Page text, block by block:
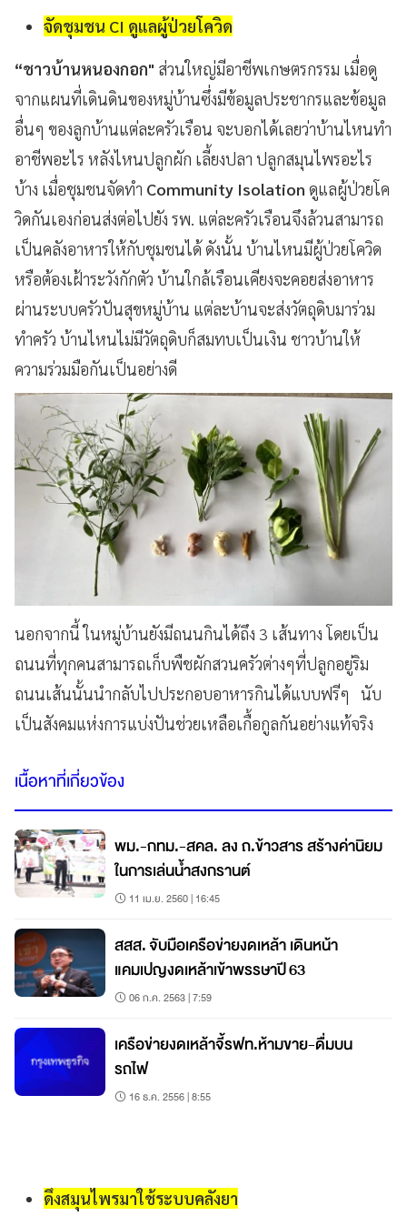
จัดชุมชน CI ดูแลผู้ป่วยโควิด
“ชาวบ้านหนองกอก" ส่วนใหญ่มีอาชีพเกษตรกรรม เมื่อดู
จากแผนที่เดินดินของหมู่บ้านซึ่งมีข้อมูลประชากรและข้อมูล
อื่นๆ ของลูกบ้านแต่ละครัวเรือน จะบอกได้เลยว่าบ้านไหนทำ
อาชีพอะไร หลังไหนปลูกผัก เลี้ยงปลา ปลูกสมุนไพรอะไร
บ้าง เมื่อชุมชนจัดทำ Community Isolation ดูแลผู้ป่วยโค
วิดกันเองก่อนส่งต่อไปยัง รพ. แต่ละครัวเรือนจึงล้วนสามารถ
เป็นคลังอาหารให้กับชุมชนได้ ดังนั้น บ้านไหนมีผู้ป่วยโควิด
หรือต้องเฝ้าระวังกักตัว บ้านใกล้เรือนเคียงจะคอยส่งอาหาร
ผ่านระบบครัวปันสุขหมู่บ้าน แต่ละบ้านจะส่งวัตถุดิบมาร่วม
ทำครัว บ้านไหนไม่มีวัตถุดิบก็สมทบเป็นเงิน ชาวบ้านให้
ความร่วมมือกันเป็นอย่างดี
นอกจากนี้ ในหมู่บ้านยังมีถนนกินได้ถึง 3 เส้นทาง โดยเป็น
ถนนที่ทุกคนสามารถเก็บพืชผักสวนครัวต่างๆที่ปลูกอยู่ริม
ถนนเส้นนั้นนำกลับไปประกอบอาหารกินได้แบบฟรีๆ นับ
เป็นสังคมแห่งการแบ่งปันช่วยเหลือเกื้อกูลกันอย่างแท้จริง
เนื้อหาที่เกี่ยวข้อง
พม.-กทม.-สคล. ลง ถ.ข้าวสาร สร้างค่านิยม
ในการเล่นน้ำสงกรานต์
11 เม.ย. 2560 | 16:45
สสส. จับมือเครือข่ายงดเหล้า เดินหน้า
แคมเปญงดเหล้าเข้าพรรษาปี 63
06 ก.ค. 2563 | 7:59
เครือข่ายงดเหล้าจี้รฟท.ห้ามขาย-ดื่มบน
รถไฟ
16 ธ.ค. 2556 | 8:55
ดึงสมุนไพรมาใช้ระบบคลังยา